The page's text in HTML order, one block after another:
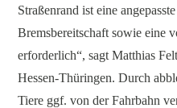
Straßenrand ist eine
Bremsbereitschaft sowie eine
erforderlich“, sagt Matthias
Hessen-Thüringen. Durch
Tiere ggf. von der Fahrbahn